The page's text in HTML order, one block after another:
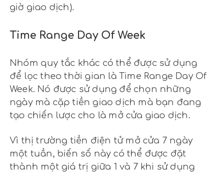
giờ giao dịch).
Time Range Day Of Week
Nhóm quy tắc khác có thể được sử dụng
để lọc theo thời gian là Time Range Day Of
Week. Nó được sử dụng để chọn những
ngày mà cặp tiền giao dịch mà bạn đang
tạo chiến lược cho là mở cửa giao dịch.
Vì thị trường tiền điện tử mở cửa 7 ngày
một tuần, biến số này có thể được đặt
thành một giá trị giữa 1 và 7 khi sử dụng